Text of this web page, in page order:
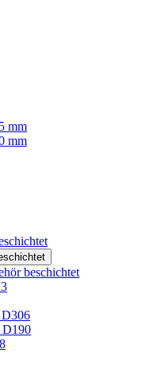
mm
mm
beschichtet
D190